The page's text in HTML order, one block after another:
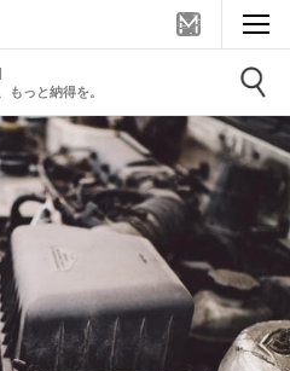
もっと納得を。